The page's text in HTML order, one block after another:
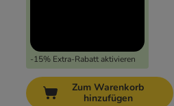
-15% Extra-Rabatt aktivieren
Zum Warenkorb
hinzufügen